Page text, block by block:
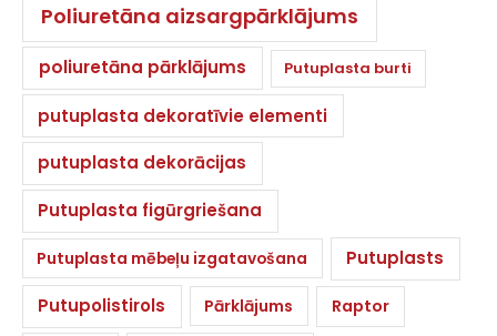
Poliuretāna aizsargpārklājums
poliuretāna pārklājums Putuplasta burti
putuplasta dekoratīvie elementi
putuplasta dekorācijas
Putuplasta figūrgriešana
Putuplasta mēbeļu izgatavošana Putuplasts
Putupolistirols Pārklājums Raptor